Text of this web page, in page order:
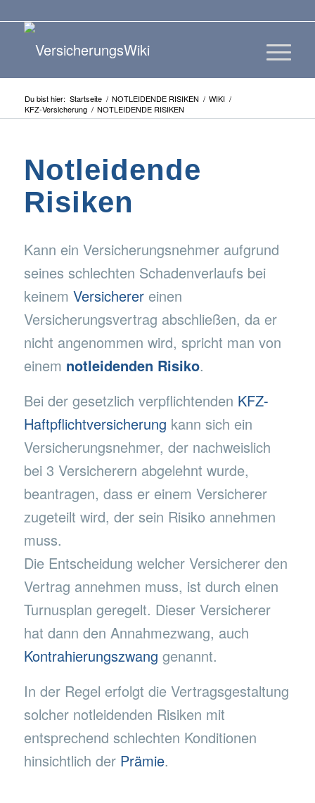
Du bist hier: Startseite / NOTLEIDENDE RISIKEN / WIKI /
KFZ-Versicherung / NOTLEIDENDE RISIKEN
Notleidende
Risiken
Kann ein Versicherungsnehmer aufgrund
seines schlechten Schadenverlaufs bei
keinem Versicherereinen
Versicherungsvertrag abschließen, da er
nicht angenommen wird, spricht man von
einem notleidenden Risiko.
Bei der gesetzlich verpflichtenden KFZ-
Haftpflichtversicherung kann sich ein
Versicherungsnehmer, der nachweislich
bei 3 Versicherern abgelehnt wurde,
beantragen, dass er einem Versicherer
zugeteilt wird, der sein Risiko annehmen
muss.
Die Entscheidung welcher Versicherer den
Vertrag annehmen muss, ist durch einen
Turnusplan geregelt. Dieser Versicherer
hat dann den Annahmezwang, auch
Kontrahierungszwang genannt.
In der Regel erfolgt die Vertragsgestaltung
solcher notleidenden Risiken mit
entsprechend schlechten Konditionen
hinsichtlich der Prämie.